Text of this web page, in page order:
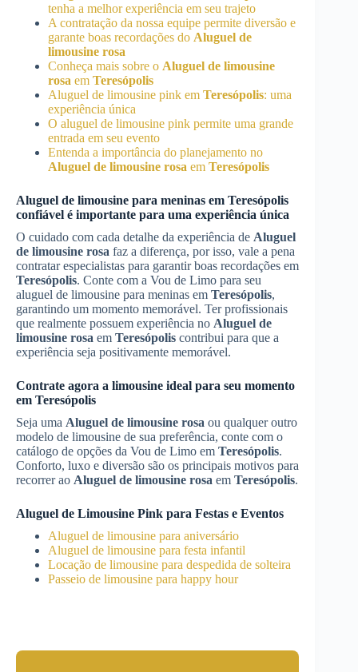
tenha a melhor experiência em seu trajeto
A contratação da nossa equipe permite diversão e
garante boas recordações do Aluguel de
limousine rosa
Conheça mais sobre o Aluguel de limousine
rosa em Teresópolis
Aluguel de limousine pink em Teresópolis: uma
experiência única
O aluguel de limousine pink permite uma grande
entrada em seu evento
Entenda a importância do planejamento no
Aluguel de limousine rosa em Teresópolis
Aluguel de limousine para meninas em Teresópolis
confiável é importante para uma experiência única
O cuidado com cada detalhe da experiência de Aluguel
de limousine rosa faz a diferença, por isso, vale a pena
contratar especialistas para garantir boas recordações em
Teresópolis. Conte com a Vou de Limo para seu
aluguel de limousine para meninas em Teresópolis,
garantindo um momento memorável. Ter profissionais
que realmente possuem experiência no Aluguel de
limousine rosa em Teresópolis contribui para que a
experiência seja positivamente memorável.
Contrate agora a limousine ideal para seu momento
em Teresópolis
Seja uma Aluguel de limousine rosa ou qualquer outro
modelo de limousine de sua preferência, conte com o
catálogo de opções da Vou de Limo em Teresópolis.
Conforto, luxo e diversão são os principais motivos para
recorrer ao Aluguel de limousine rosa em Teresópolis.
Aluguel de Limousine Pink para Festas e Eventos
Aluguel de limousine para aniversário
Aluguel de limousine para festa infantil
Locação de limousine para despedida de solteira
Passeio de limousine para happy hour